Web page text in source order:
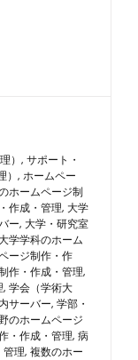
） , サポート・
） , ホームペー
ホームページ制
作成・管理, 大学
ー, 大学・研究室
大学学科のホーム
ージ制作・作
作・作成・管理,
, 学会（学術大
サーバー, 学部・
のホームページ
・作成・管理, 病
管理, 複数のホー